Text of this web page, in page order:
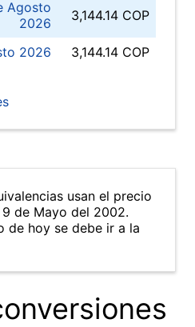
Agosto
2026
3,144.14 COP
2026 3,144.14 COP
usan el precio
de Mayo del 2002.
de hoy se debe ir a la